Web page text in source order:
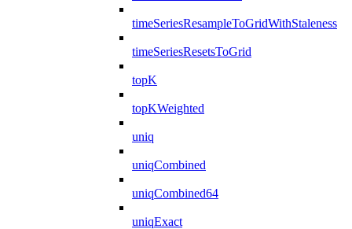
timeSeriesResampleToGridWithStaleness
timeSeriesResetsToGrid
topK
topKWeighted
uniq
uniqCombined
uniqCombined64
uniqExact